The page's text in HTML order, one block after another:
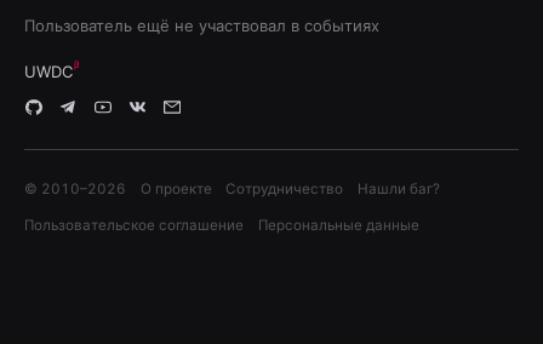
Пользователь ещё не участвовал в событиях
UWDC
© 2010–2026 О проекте Сотрудничество Нашли баг?
Пользовательское соглашение Персональные данные